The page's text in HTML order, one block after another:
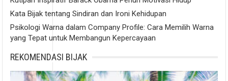
Kata Bijak tentang Sindiran dan Ironi Kehidupan
Psikologi Warna dalam Company Profile: Cara Memilih Warna
yang Tepat untuk Membangun Kepercayaan
REKOMENDASI BIJAK